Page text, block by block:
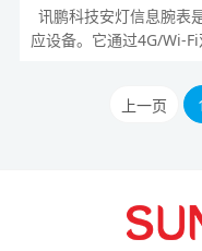
讯鹏科技安灯信息腕表
应设备。它通过4G/Wi-
提升生
上一页
1